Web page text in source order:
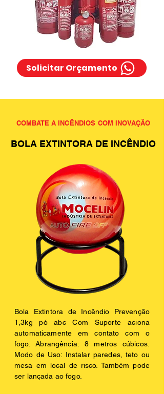
Solicitar Orçamento
COMBATE A INCÊNDIOS COM INOVAÇÃO
BOLA EXTINTORA DE INCÊNDIO
Bola Extintora de Incêndio Prevenção
1,3kg pó abc Com Suporte aciona
automaticamente em contato com o
fogo. Abrangência: 8 metros cúbicos.
Modo de Uso: Instalar paredes, teto ou
mesa em local de risco. Também pode
ser lançada ao fogo.